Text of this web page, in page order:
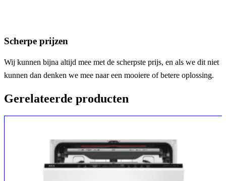
Scherpe prijzen
Wij kunnen bijna altijd mee met de scherpste prijs, en als we dit niet
kunnen dan denken we mee naar een mooiere of betere oplossing.
Gerelateerde producten